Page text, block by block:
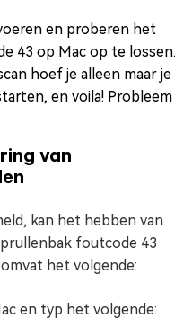
en proberen het
43 op Mac op te lossen.
hoef je alleen maar je
en voila! Probleem
van
kan het hebben van
foutcode 43
het volgende:
en typ het volgende: